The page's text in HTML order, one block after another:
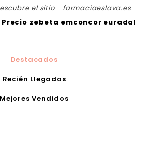
el sitio- farmaciaeslava.es-
Precio zebeta emconcor euradal
Destacados
Recién Llegados
Mejores Vendidos